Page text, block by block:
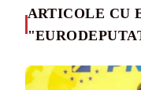
ARTICOLE CU